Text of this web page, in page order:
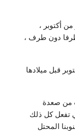
أكتوبر ،
طرفا دون طرف ،
قبل ميلادها
من صعدة
تفعل كل ذلك
المحتل